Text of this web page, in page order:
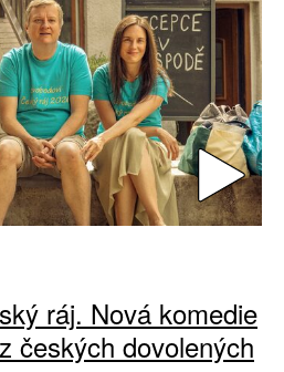
ráj. Nová komedie
českých dovolených